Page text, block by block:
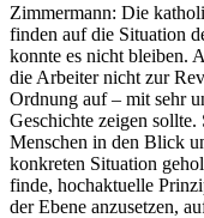
Zimmermann: Die
finden auf die Situation
konnte es nicht bleiben.
die Arbeiter nicht zur
Ordnung auf – mit sehr
Geschichte zeigen sollte.
Menschen in den Blick
konkreten Situation
finde, hochaktuelle
der Ebene anzusetzen,